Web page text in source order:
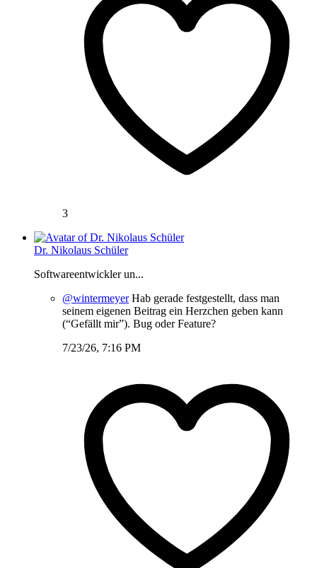
3
Dr. Nikolaus Schüler
Softwareentwickler un...
@wintermeyerHab gerade festgestellt, dass man
seinem eigenen Beitrag ein Herzchen geben kann
(“Gefällt mir”). Bug oder Feature?
7/23/26, 7:16 PM